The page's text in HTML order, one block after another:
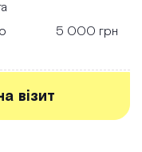
5 000 грн
візит